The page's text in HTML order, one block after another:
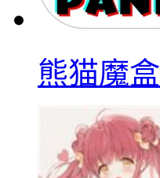
熊猫魔盒